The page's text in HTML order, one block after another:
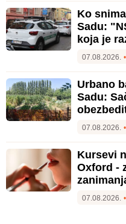
Ko
Sadu:
koja je
07.08.2026. •
Urbano
Sadu:
07.08.2026. •
Kursevi
Oxford -
07.08.2026. •